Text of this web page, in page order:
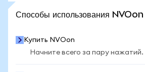
Способы использования
Купить NVOon
Начните всего за пару нажатий.